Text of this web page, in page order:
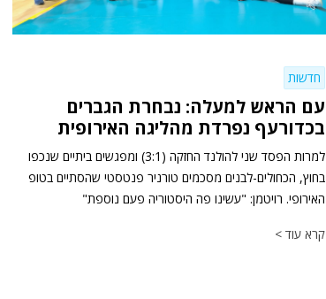
חדשות
עם הראש למעלה: נבחרת הגברים
בכדורעף נפרדת מהליגה האירופית
למרות הפסד שני להולנד החזקה (3:1) ומפגשים ביתיים שנכפו
בחוץ, הכחולים-לבנים מסכמים טורניר פנטסטי שהסתיים בטופ
האירופי. רויטמן: "עשינו פה היסטוריה פעם נוספת"
קרא עוד >